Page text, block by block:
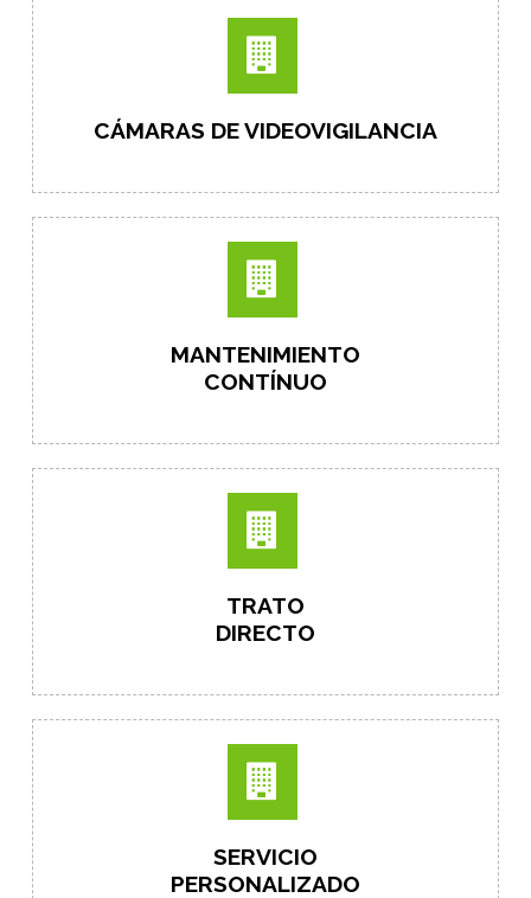
CÁMARAS DE VIDEOVIGILANCIA
MANTENIMIENTO
CONTÍNUO
TRATO
DIRECTO
SERVICIO
PERSONALIZADO